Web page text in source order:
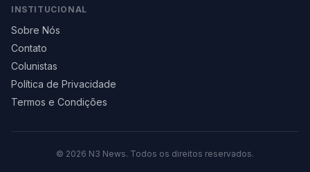
INSTITUCIONAL
Sobre Nós
Contato
Colunistas
Política de Privacidade
Termos e Condições
© 2026 N3 News. Todos os direitos reservados.